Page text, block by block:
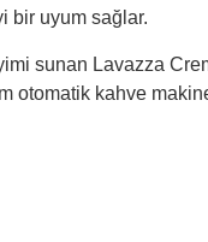
bir uyum sağlar.
sunan Lavazza
otomatik kahve